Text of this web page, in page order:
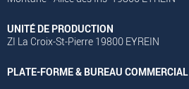
UNITÉ DE PRODUCTION
ZI La Croix-St-Pierre 19800 EYREIN
PLATE-FORME & BUREAU COMMERCIAL